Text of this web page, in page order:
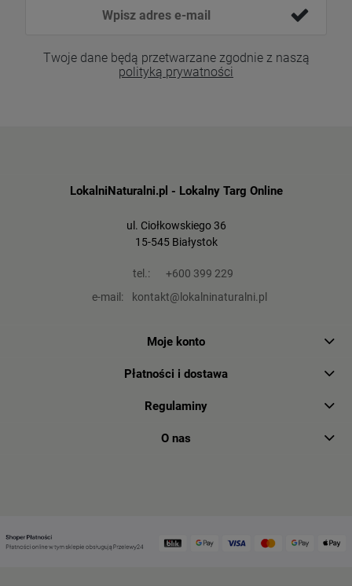
Twoje dane będą przetwarzane zgodnie z naszą
polityką prywatności
LokalniNaturalni.pl - Lokalny Targ Online
ul. Ciołkowskiego 36
15-545 Białystok
tel.:
+600 399 229
e-mail:
kontakt@lokalninaturalni.pl
Moje konto
Płatności i dostawa
Regulaminy
O nas